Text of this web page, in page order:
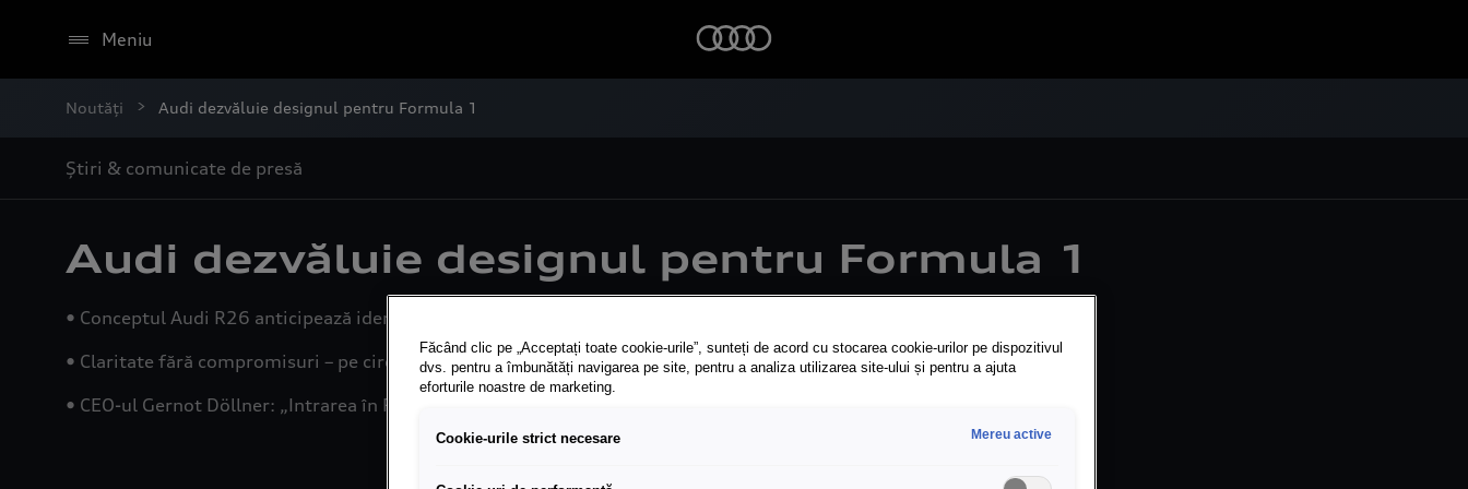
Meniu
Noutăți Audi dezvăluie designul pentru Formula 1
Știri & comunicate de presă
Audi dezvăluie designul pentru Formula 1
• Conceptul Audi R26 anticipează identitatea mărcii în Formula 1
• Claritate fără compromisuri – pe circuit și dincolo de el
• CEO-ul Gernot Döllner: „Intrarea în Formula 1 este următorul capitol în procesul de reînnoire al companiei”
Făcând clic pe „Acceptați toate cookie-urile”, sunteți de acord cu stocarea cookie-urilor pe dispozitivul
dvs. pentru a îmbunătăți navigarea pe site, pentru a analiza utilizarea site-ului și pentru a ajuta
eforturile noastre de marketing.
Cookie-urile strict necesare Mereu active